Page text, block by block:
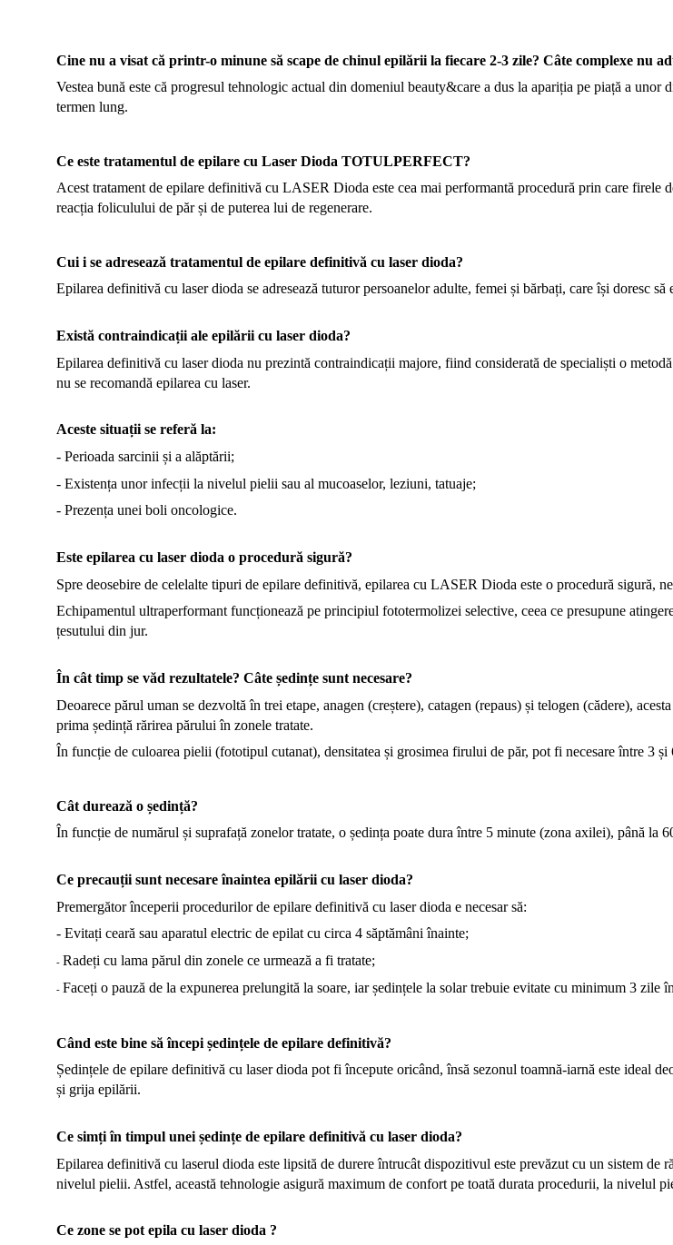
Cine nu a visat că printr-o minune să scape de chinul epilării la fiecare 2-3 zile? Câte complexe nu
Vestea bună este că progresul tehnologic actual din domeniul beauty&care a dus la apariția pe piață a
termen lung.
Ce este tratamentul de epilare cu Laser Dioda TOTULPERFECT?
Acest tratament de epilare definitivă cu LASER Dioda este cea mai performantă procedură prin care firele
reacția foliculului de păr și de puterea lui de regenerare.
Cui i se adresează tratamentul de epilare definitivă cu laser dioda?
Epilarea definitivă cu laser dioda se adresează tuturor persoanelor adulte, femei și bărbați, care își doresc
Există contraindicații ale epilării cu laser dioda?
Epilarea definitivă cu laser dioda nu prezintă contraindicații majore, fiind considerată de specialiști o
nu se recomandă epilarea cu laser.
Aceste situații se referă la:
- Perioada sarcinii și a alăptării;
- Existența unor infecții la nivelul pielii sau al mucoaselor, leziuni, tatuaje;
- Prezența unei boli oncologice.
Este epilarea cu laser dioda o procedură sigură?
Spre deosebire de celelalte tipuri de epilare definitivă, epilarea cu LASER Dioda este o procedură sigură,
Echipamentul ultraperformant funcționează pe principiul fototermolizei selective, ceea ce presupune
țesutului din jur.
În cât timp se văd rezultatele? Câte ședințe sunt necesare?
Deoarece părul uman se dezvoltă în trei etape, anagen (creștere), catagen (repaus) și telogen (cădere),
prima ședință rărirea părului în zonele tratate.
În funcție de culoarea pielii (fototipul cutanat), densitatea și grosimea firului de păr, pot fi necesare între 3
Cât durează o ședință?
În funcție de numărul și suprafață zonelor tratate, o ședința poate dura între 5 minute (zona axilei), până la
Ce precauții sunt necesare înaintea epilării cu laser dioda?
Premergător începerii procedurilor de epilare definitivă cu laser dioda e necesar să:
- Evitați ceară sau aparatul electric de epilat cu circa 4 săptămâni înainte;
- Radeți cu lama părul din zonele ce urmează a fi tratate;
- Faceți o pauză de la expunerea prelungită la soare, iar ședințele la solar trebuie evitate cu minimum 3 zile
Când este bine să începi ședințele de epilare definitivă?
Ședințele de epilare definitivă cu laser dioda pot fi începute oricând, însă sezonul toamnă-iarnă este ideal
și grija epilării.
Ce simți în timpul unei ședințe de epilare definitivă cu laser dioda?
Epilarea definitivă cu laserul dioda este lipsită de durere întrucât dispozitivul este prevăzut cu un sistem
nivelul pielii. Astfel, această tehnologie asigură maximum de confort pe toată durata procedurii, la nivelul
Ce zone se pot epila cu laser dioda ?